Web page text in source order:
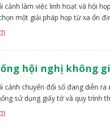
cảnh làm việc linh hoạt và hội
một giải pháp họp từ xa ổn
thanh – hình ảnh là yếu tố then
hội nghị không
cảnh chuyển đổi số đang diễn
sử dụng giấy tờ và quy trình
tính linh hoạt và khả năng